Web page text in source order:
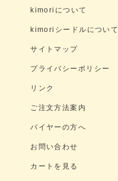
kimoriについて
kimoriシードルについて
サイトマップ
プライバシーポリシー
リンク
ご注文方法案内
バイヤーの方へ
お問い合わせ
カートを見る